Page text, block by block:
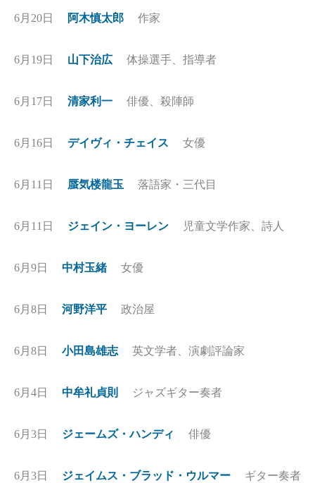
6月20日 阿木慎太郎 作家
6月19日 山下治広 体操選手、指導者
6月17日 清家利一 俳優、殺陣師
6月16日 デイヴィ・チェイス 女優
6月11日 蜃気楼龍玉 落語家・三代目
6月11日 ジェイン・ヨーレン 児童文学作家、詩人
6月9日 中村玉緒 女優
6月8日 河野洋平 政治屋
6月8日 小田島雄志 英文学者、演劇評論家
6月4日 中牟礼貞則 ジャズギター奏者
6月3日 ジェームズ・ハンディ 俳優
6月3日 ジェイムス・ブラッド・ウルマー ギター奏者